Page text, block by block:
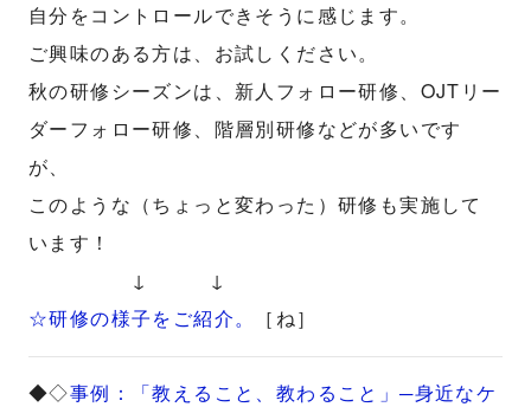
自分をコントロールできそうに感じます。
ご興味のある方は、お試しください。
秋の研修シーズンは、新人フォロー研修、OJTリー
ダーフォロー研修、階層別研修などが多いです
が、
このような（ちょっと変わった）研修も実施して
います！
↓ ↓
☆研修の様子をご紹介。
［ね］
◆◇事例：「教えること、教わること」─身近なケ